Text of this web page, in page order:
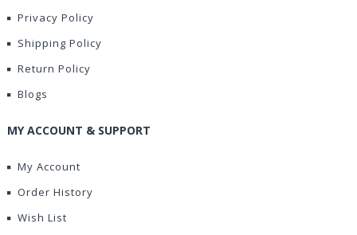
Privacy Policy
Shipping Policy
Return Policy
Blogs
MY ACCOUNT & SUPPORT
My Account
Order History
Wish List